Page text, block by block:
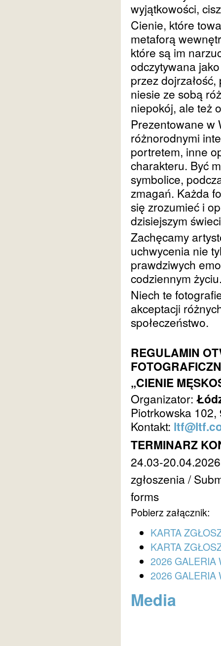
wyjątkowości,
Cienie, które
metaforą
które są im
odczytywana
przez
niesie ze sobą
niepokój, ale też
Prezentowane w
różnorodnymi
portretem, inne
charakteru. Być
symbolice,
zmagań. Każda
się zrozumieć i
dzisiejszym
Zachęcamy
uchwycenia nie
prawdziwych
codziennym
Niech te
akceptacji
społeczeństwo.
REGULAMIN
„CIENIE
Organizator:
Piotrkowska
Kontakt:
TERMINARZ
24.03-
zgłoszenia /
forms
Pobierz załącznik:
KARTA
KARTA
2026 GALERIA
2026 GALERIA
Media